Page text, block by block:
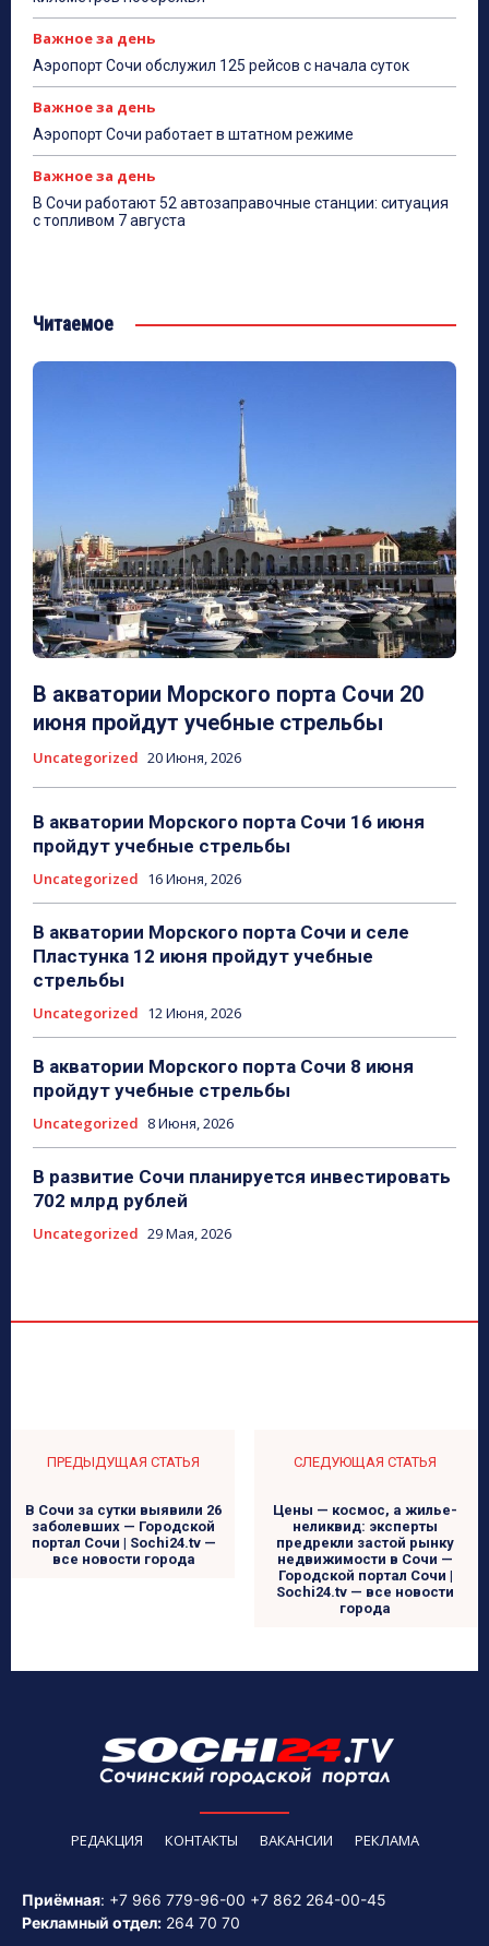
Важное за день
Аэропорт Сочи обслужил 125 рейсов с начала суток
Важное за день
Аэропорт Сочи работает в штатном режиме
Важное за день
В Сочи работают 52 автозаправочные станции: ситуация
с топливом 7 августа
Читаемое
В акватории Морского порта Сочи 20
июня пройдут учебные стрельбы
Uncategorized 20 Июня, 2026
В акватории Морского порта Сочи 16 июня
пройдут учебные стрельбы
Uncategorized 16 Июня, 2026
В акватории Морского порта Сочи и селе
Пластунка 12 июня пройдут учебные
стрельбы
Uncategorized 12 Июня, 2026
В акватории Морского порта Сочи 8 июня
пройдут учебные стрельбы
Uncategorized 8 Июня, 2026
В развитие Сочи планируется инвестировать
702 млрд рублей
Uncategorized 29 Мая, 2026
ПРЕДЫДУЩАЯ СТАТЬЯ
В Сочи за сутки выявили 26
заболевших — Городской
портал Сочи | Sochi24.tv —
все новости города
СЛЕДУЮЩАЯ СТАТЬЯ
Цены — космос, а жилье-
неликвид: эксперты
предрекли застой рынку
недвижимости в Сочи —
Городской портал Сочи |
Sochi24.tv — все новости
города
РЕДАКЦИЯ КОНТАКТЫ ВАКАНСИИ РЕКЛАМА
Приёмная: +7 966 779-96-00 +7 862 264-00-45
Рекламный отдел: 264 70 70